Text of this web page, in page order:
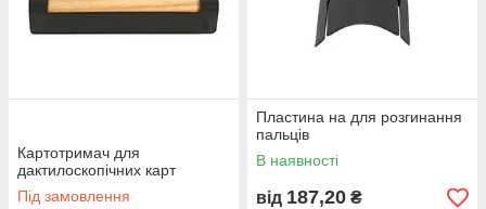
Картотримач для
дактилоскопічних карт
Під замовлення
Пластина на для розгинання
пальців
В наявності
від 187,20 ₴